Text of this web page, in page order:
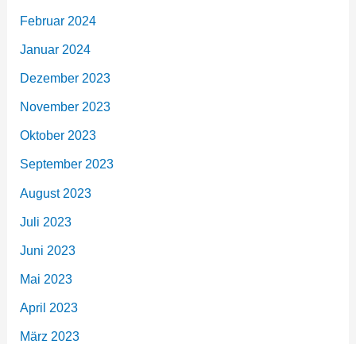
Februar 2024
Januar 2024
Dezember 2023
November 2023
Oktober 2023
September 2023
August 2023
Juli 2023
Juni 2023
Mai 2023
April 2023
März 2023